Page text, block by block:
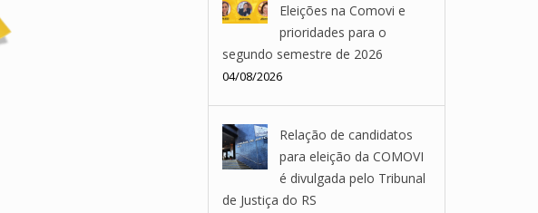
Eleições na Comovi e
prioridades para o
segundo semestre de 2026
04/08/2026
Relação de candidatos
para eleição da COMOVI
é divulgada pelo Tribunal
de Justiça do RS